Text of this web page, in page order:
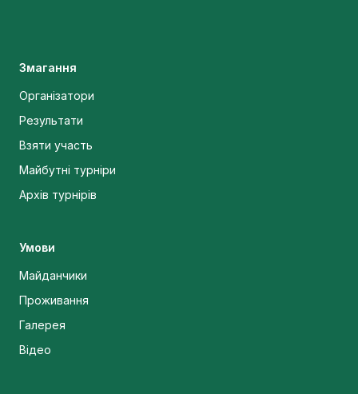
Змагання
Організатори
Результати
Взяти участь
Майбутні турніри
Архів турнірів
Умови
Майданчики
Проживання
Галерея
Відео